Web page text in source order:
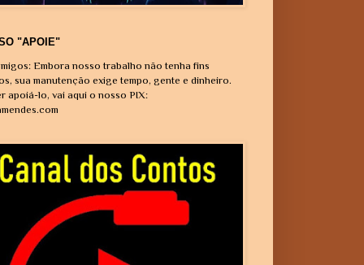
"APOIE"
Embora nosso trabalho não tenha fins
sua manutenção exige tempo, gente e dinheiro.
apoiá-lo, vai aqui o nosso PIX: